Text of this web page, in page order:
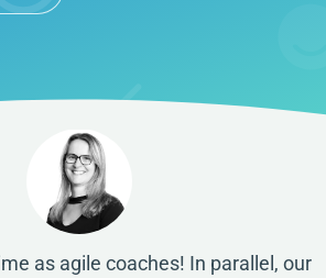
as agile coaches! In parallel, our